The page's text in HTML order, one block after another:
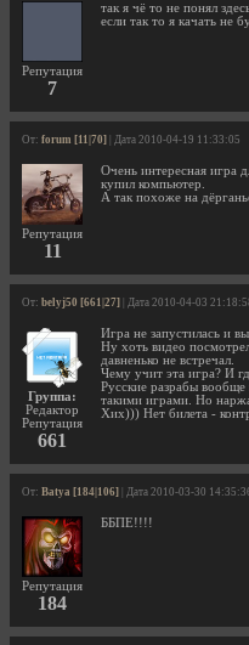
Репутация
7
так я чё то не понял
если так то я качать не
От: forum [11|70] | Дата 2010-04-19 11:33:05
Репутация
11
Очень интересная игра
купил компьютер.
А так похоже на
От: belyj50 [661|27] | Дата 2010-04-03
Группа:
Редактор
Репутация
661
Игра не запустилась и
Ну хоть видео
давненько не встречал.
Чему учит эта игра? И
Русские разрабы
такими играми. Но
Хих))) Нет билета -
От: Batya [184|106] | Дата 2010-03-30
Репутация
184
ББПЕ!!!!